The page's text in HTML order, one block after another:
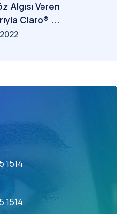
Algısı Veren
Claro® ...
1514
1514